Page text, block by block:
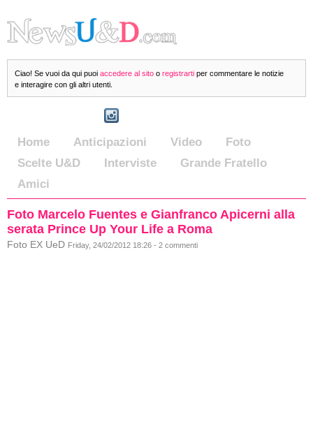
Ciao! Se vuoi da qui puoi accedere al sito o registrarti per commentare le notizie
e interagire con gli altri utenti.
Home Anticipazioni Video
Foto
Scelte U&D
Interviste
Grande Fratello
Amici
Foto Marcelo Fuentes e Gianfranco Apicerni alla
serata Prince Up Your Life a Roma
Foto EX UeD Friday, 24/02/2012 18:26 - 2 commenti